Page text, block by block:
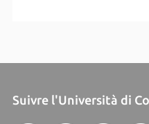
Suivre l'Università di